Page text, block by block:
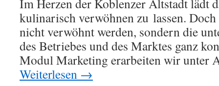
Im Herzen der Koblenzer Altstadt lädt
kulinarisch verwöhnen zu lassen.
nicht verwöhnt werden, sondern die
des Betriebes und des Marktes ganz
Modul Marketing erarbeiten wir unter
Weiterlesen →